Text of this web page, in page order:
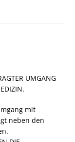
UMGANG
mit
neben den